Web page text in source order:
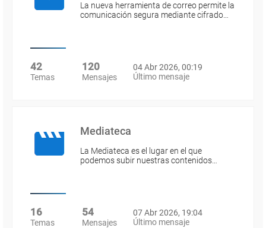
La nueva herramienta de correo permite la
comunicación segura mediante cifrado…
42
Temas
120
Mensajes
04 Abr 2026, 00:19
Último mensaje
Mediateca
La Mediateca es el lugar en el que
podemos subir nuestras contenidos…
16
Temas
54
Mensajes
07 Abr 2026, 19:04
Último mensaje